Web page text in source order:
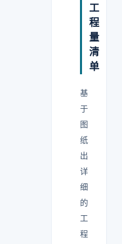
工
程
量
清
单
基
于
图
纸
出
详
细
的
工
程